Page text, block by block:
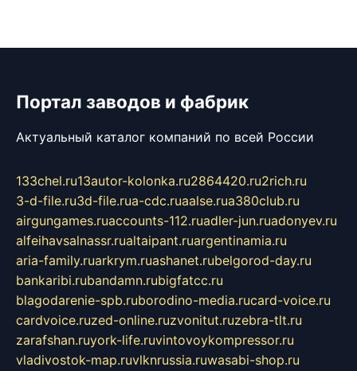
Портал заводов и фабрик
Актуальный каталог компаний по всей России
133chel.ru13autor-kolonka.ru2864420.ru2rich.ru
3-d-file.ru3d-file.rua-cdc.ruaalse.rua380club.ru
airgungames.ruaccounts-112.ruadler-jun.ruadonyev.ru
alfeihavsalnassr.rualtaipant.ruargentinamia.ru
aria-family.ruarkrym.ruashanet.rubelgorod-day.ru
bankaribi.rubandamn.rubigfatcc.ru
blagodarenie-spb.ruborodino-media.rucard-voice.ru
cardvoice.ruzed-online.ruzvonitut.ruzebra-tlt.ru
zarafshan.ruyork-life.ruvintovoykompressor.ru
vladivostok-map.ruvlknrussia.ruwasabi-shop.ru